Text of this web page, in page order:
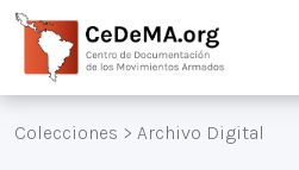
Colecciones > Archivo Digital